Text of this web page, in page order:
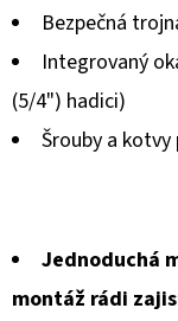
Bezpečná
Integrovaný
(5/4") hadici)
Šrouby a
Jednoduchá
montáž rádi